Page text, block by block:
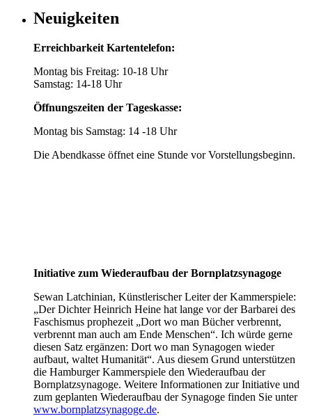
Neuigkeiten
Erreichbarkeit Kartentelefon:
Montag bis Freitag: 10-18 Uhr
Samstag: 14-18 Uhr
Öffnungszeiten der Tageskasse:
Montag bis Samstag: 14 -18 Uhr
Die Abendkasse öffnet eine Stunde vor Vorstellungsbeginn.
Initiative zum Wiederaufbau der Bornplatzsynagoge
Sewan Latchinian, Künstlerischer Leiter der Kammerspiele:
„Der Dichter Heinrich Heine hat lange vor der Barbarei des
Faschismus prophezeit „Dort wo man Bücher verbrennt,
verbrennt man auch am Ende Menschen“. Ich würde gerne
diesen Satz ergänzen: Dort wo man Synagogen wieder
aufbaut, waltet Humanität“. Aus diesem Grund unterstützen
die Hamburger Kammerspiele den Wiederaufbau der
Bornplatzsynagoge. Weitere Informationen zur Initiative und
zum geplanten Wiederaufbau der Synagoge finden Sie unter
www.bornplatzsynagoge.de.